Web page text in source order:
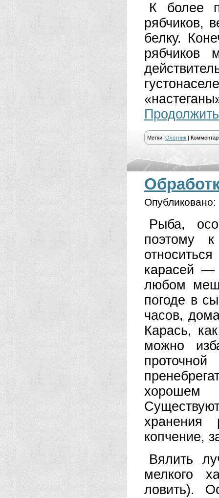
К более
рябчиков,
белку.
рябчиков
Метки: Охотник |
Опубликовано:
Рыба,
поэтому
карасей —
любом
погоде в
часов,
Карась,
можно
хорошем
хранения
копчение,
Вялить
мелкого
ловить).